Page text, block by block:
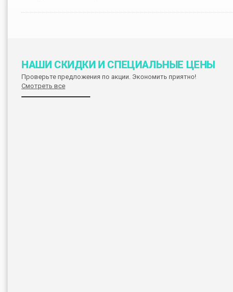
НАШИ СКИДКИ И СПЕЦИАЛЬНЫЕ ЦЕНЫ
Проверьте предложения по акции. Экономить приятно!
Смотреть все